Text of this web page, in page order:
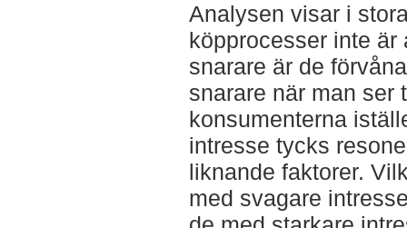
Analysen visar i
köpprocesser inte
snarare är de
snarare när man ser
konsumenterna
intresse tycks
liknande faktorer.
med svagare